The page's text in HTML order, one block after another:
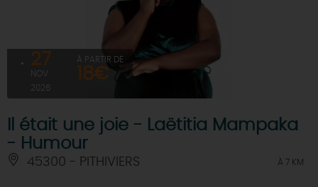
27
NOV
2026
À PARTIR DE
18€
Il était une joie - Laëtitia Mampaka
- Humour
45300 - PITHIVIERS À 7 KM